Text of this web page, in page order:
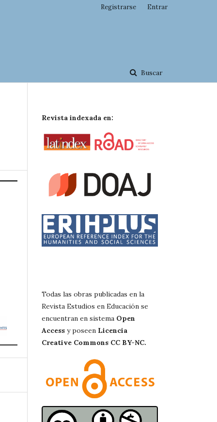
Buscar
Registrarse Entrar
Revista indexada en:
Todas las obras publicadas en la
Revista Estudios en Educación se
encuentran en sistema Open
Access y poseen Licencia
Creative Commons CC BY-NC.